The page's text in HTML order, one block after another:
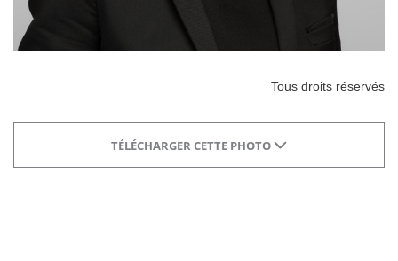
Tous droits réservés
TÉLÉCHARGER CETTE PHOTO